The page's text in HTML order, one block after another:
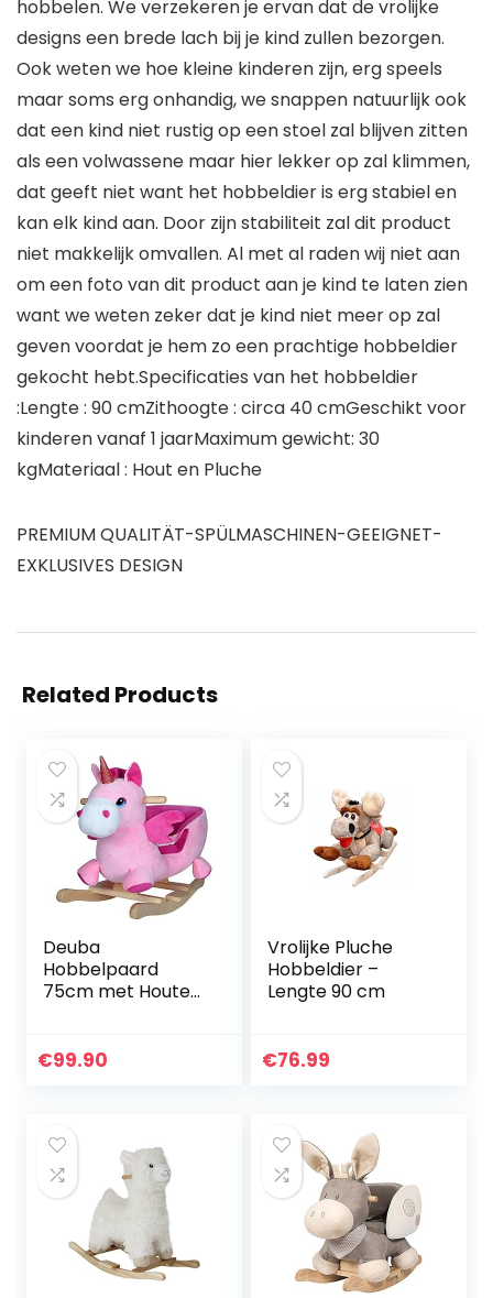
hobbelen. We verzekeren je ervan dat de vrolijke
designs een brede lach bij je kind zullen bezorgen.
Ook weten we hoe kleine kinderen zijn, erg speels
maar soms erg onhandig, we snappen natuurlijk ook
dat een kind niet rustig op een stoel zal blijven zitten
als een volwassene maar hier lekker op zal klimmen,
dat geeft niet want het hobbeldier is erg stabiel en
kan elk kind aan. Door zijn stabiliteit zal dit product
niet makkelijk omvallen. Al met al raden wij niet aan
om een foto van dit product aan je kind te laten zien
want we weten zeker dat je kind niet meer op zal
geven voordat je hem zo een prachtige hobbeldier
gekocht hebt.Specificaties van het hobbeldier
:Lengte : 90 cmZithoogte : circa 40 cmGeschikt voor
kinderen vanaf 1 jaarMaximum gewicht: 30
kgMateriaal : Hout en Pluche
PREMIUM QUALITÄT-SPÜLMASCHINEN-GEEIGNET-
EXKLUSIVES DESIGN
Related Products
Deuba
Hobbelpaard
75cm met Houten
Kleuter Kinderen
Cadeau
€99.90
Vrolijke Pluche
Hobbeldier –
Lengte 90 cm
€76.99